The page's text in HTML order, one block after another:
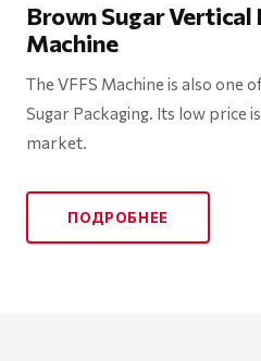
Brown Sugar Vertical
Machine
The VFFS Machine is also one
Sugar Packaging. Its low price
market.
ПОДРОБНЕЕ